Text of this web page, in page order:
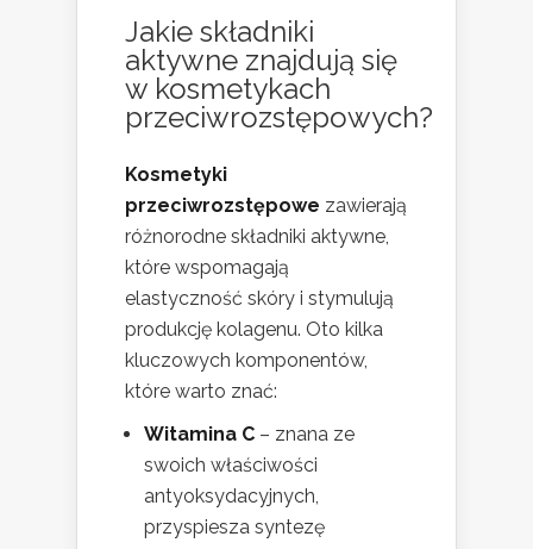
Jakie składniki
aktywne znajdują się
w kosmetykach
przeciwrozstępowych?
Kosmetyki
przeciwrozstępowe zawierają
różnorodne składniki aktywne,
które wspomagają
elastyczność skóry i stymulują
produkcję kolagenu. Oto kilka
kluczowych komponentów,
które warto znać:
Witamina C – znana ze
swoich właściwości
antyoksydacyjnych,
przyspiesza syntezę